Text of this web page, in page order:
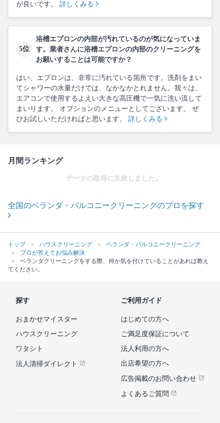
が良いです。 詳しくみる
5位
浴槽エプロンの内部が汚れているのが気になっていま
す。業者さんに浴槽エプロンの内部のクリーニングを
お願いすることは可能ですか？
はい、エプロンは、非常に汚れている箇所です。洗剤をまい
てシャワーの水量だけでは、なかなかとれません。我々は、
エアコンで使用するよえい大きな高圧機で一気に洗い流して
まいります。 オプションのメニューとしてございます。 ぜ
ひお試しいただければと思います。 詳しくみる
月間ランキング
データの取得に失敗しました。
全国のベランダ・バルコニークリーニングのプロを探す
トップ ハウスクリーニング
ベランダ・バルコニークリーニング
プロが答えてお悩み解決
ベランダクリーニングをする際、何か気を付けていることがあれば教え
てください。
探す
おまかせマイスター
ハウスクリーニング
ワタシト
法人清掃ダイレクト
ご利用ガイド
はじめての方へ
ご満足度保証について
法人利用の方へ
出店希望の方へ
広告掲載のお問い合わせ
よくあるご質問